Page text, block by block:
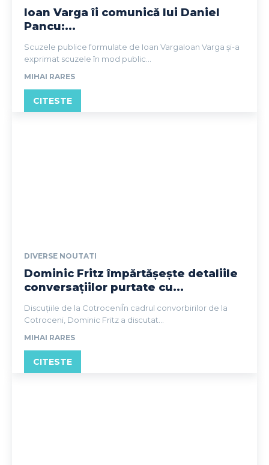
Ioan Varga îi comunică lui Daniel
Pancu:...
Scuzele publice formulate de Ioan VargaIoan Varga și-a
exprimat scuzele în mod public...
MIHAI RARES
CITESTE
DIVERSE NOUTATI
Dominic Fritz împărtășește detaliile
conversațiilor purtate cu...
Discuțiile de la CotroceniÎn cadrul convorbirilor de la
Cotroceni, Dominic Fritz a discutat...
MIHAI RARES
CITESTE